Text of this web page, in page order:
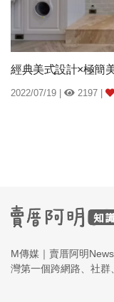
經典美式設計×極簡
2022/07/19 | 2197 |
M傳媒｜賣厝阿明
灣第一個跨網路、社群